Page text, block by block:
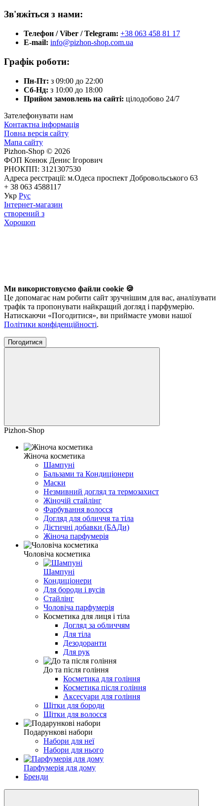
Зв'яжіться з нами:
Телефон / Viber / Telegram: +38 063 458 81 17
E-mail: info@pizhon-shop.com.ua
Графік роботи:
Пн-Пт: з 09:00 до 22:00
Сб-Нд: з 10:00 до 18:00
Прийом замовлень на сайті: цілодобово 24/7
Зателефонувати нам
Контактна інформація
Повна версія сайту
Мапа сайту
Pizhon-Shop © 2026
ФОП Конюк Денис Ігорович
РНОКПП: 3121307530
Адреса реєстрації: м.Одеса проспект Добровольського 63
+ 38 063 4588117
Укр Рус
Інтернет-магазин
створений з
Хорошоп
Ми використовуємо файли cookie 🍪
Це допомагає нам робити сайт зручнішим для вас, аналізувати
трафік та пропонувати найкращий догляд і парфумерію.
Натискаючи «Погодитися», ви приймаєте умови нашої
Політики конфіденційності.
Погодитися
Pizhon-Shop
Жіноча косметика
Шампуні
Бальзами та Кондиціонери
Маски
Незмивний догляд та термозахист
Жіночій стайлінг
Фарбування волосся
Догляд для обличчя та тіла
Дієтичні добавки (БАДи)
Жіноча парфумерія
Чоловіча косметика
Шампуні
Кондиціонери
Для бороди і вусів
Стайлінг
Чоловіча парфумерія
Косметика для лиця і тіла
Догляд за обличчям
Для тіла
Дезодоранти
Для рук
До та після гоління
Косметика для гоління
Косметика після гоління
Аксесуари для гоління
Щітки для бороди
Щітки для волосся
Подарункові набори
Набори для неї
Набори для нього
Парфумерія для дому
Бренди